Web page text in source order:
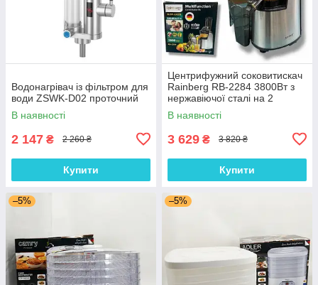
Водонагрівач із фільтром для
води ZSWK-D02 проточний
В наявності
2 147 ₴ 2 260 ₴
Купити
Центрифужний соковитискач
Rainberg RB-2284 3800Вт з
нержавіючої сталі на 2
швидкості для фруктів та
овочів
В наявності
3 629 ₴ 3 820 ₴
Купити
–5% –5%